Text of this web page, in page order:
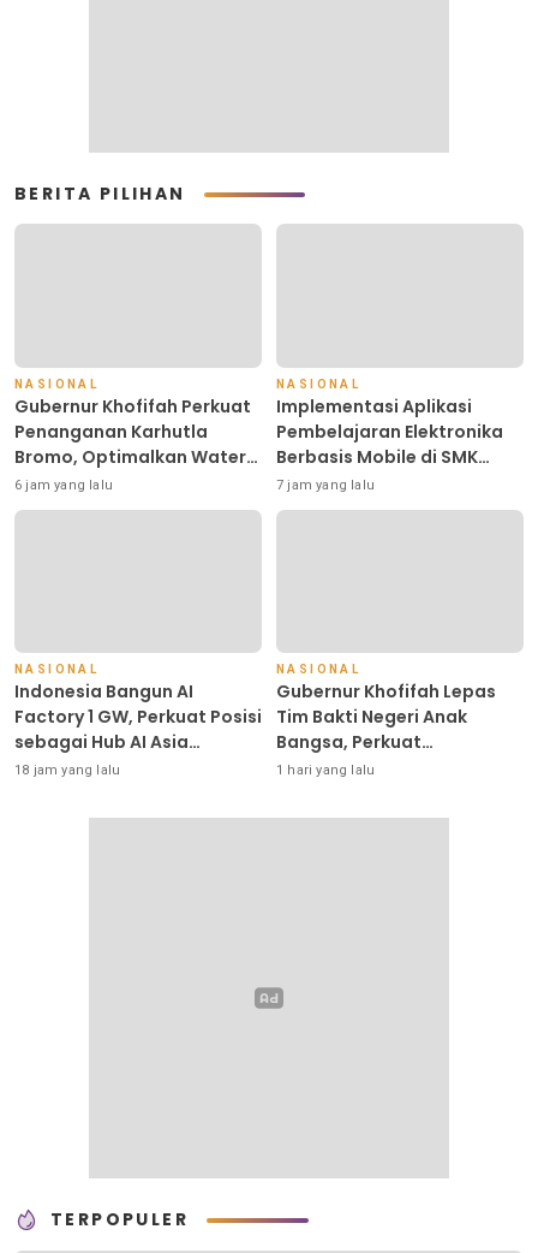
BERITA PILIHAN
NASIONAL
Gubernur Khofifah Perkuat
Penanganan Karhutla
Bromo, Optimalkan Water
Bombing, Drone dan
Operasi Darat
6 jam yang lalu
NASIONAL
Implementasi Aplikasi
Pembelajaran Elektronika
Berbasis Mobile di SMK
Negeri 10 Kota Bekasi,
Mendukung Digitalisasi dan
7 jam yang lalu
NASIONAL
Indonesia Bangun AI
Factory 1 GW, Perkuat Posisi
sebagai Hub AI Asia
Tenggara
18 jam yang lalu
NASIONAL
Gubernur Khofifah Lepas
Tim Bakti Negeri Anak
Bangsa, Perkuat
Kepedulian kepada
Perintis Kemerdekaan
1 hari yang lalu
TERPOPULER